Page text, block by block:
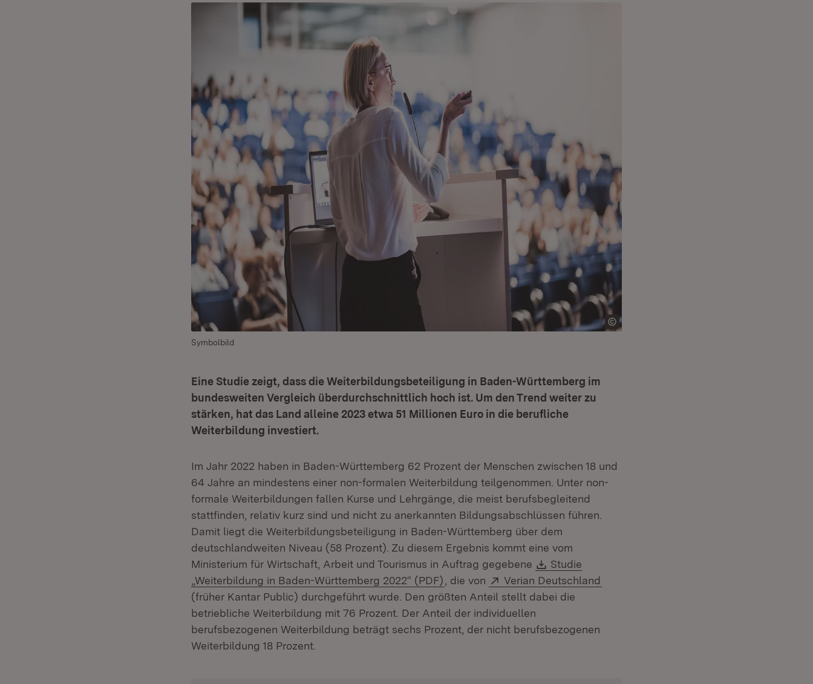
Symbolbild
Eine Studie zeigt, dass die Weiterbildungsbeteiligung in Baden-Württemberg im
bundesweiten Vergleich überdurchschnittlich hoch ist. Um den Trend weiter zu
stärken, hat das Land alleine 2023 etwa 51 Millionen Euro in die berufliche
Weiterbildung investiert.
Im Jahr 2022 haben in Baden-Württemberg 62 Prozent der Menschen zwischen 18 und
64 Jahre an mindestens einer non-formalen Weiterbildung teilgenommen. Unter non-
formale Weiterbildungen fallen Kurse und Lehrgänge, die meist berufsbegleitend
stattfinden, relativ kurz sind und nicht zu anerkannten Bildungsabschlüssen führen.
Damit liegt die Weiterbildungsbeteiligung in Baden-Württemberg über dem
deutschlandweiten Niveau (58 Prozent). Zu diesem Ergebnis kommt eine vom
Ministerium für Wirtschaft, Arbeit und Tourismus in Auftrag gegebene
Download:
Studie
„Weiterbildung in Baden-Württemberg 2022“ (PDF) (Öffnet in neuem Fenster)
, die von Extern:
Verian Deutschland
(früher Kantar Public) durchgeführt wurde. Den größten Anteil stellt dabei die
betriebliche Weiterbildung mit 76 Prozent. Der Anteil der individuellen
berufsbezogenen Weiterbildung beträgt sechs Prozent, der nicht berufsbezogenen
Weiterbildung 18 Prozent.